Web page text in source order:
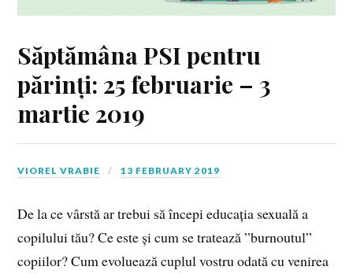
Săptămâna PSI pentru
părinți: 25 februarie – 3
martie 2019
VIOREL VRABIE 13 FEBRUARY 2019
De la ce vârstă ar trebui să începi educația sexuală a
copilului tău? Ce este și cum se tratează ”burnoutul”
copiilor? Cum evoluează cuplul vostru odată cu venirea